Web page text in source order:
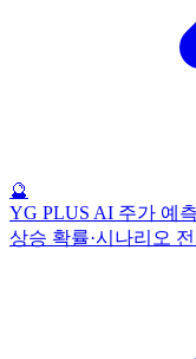
🔮
YG PLUS AI 주가 예측
상승 확률·시나리오